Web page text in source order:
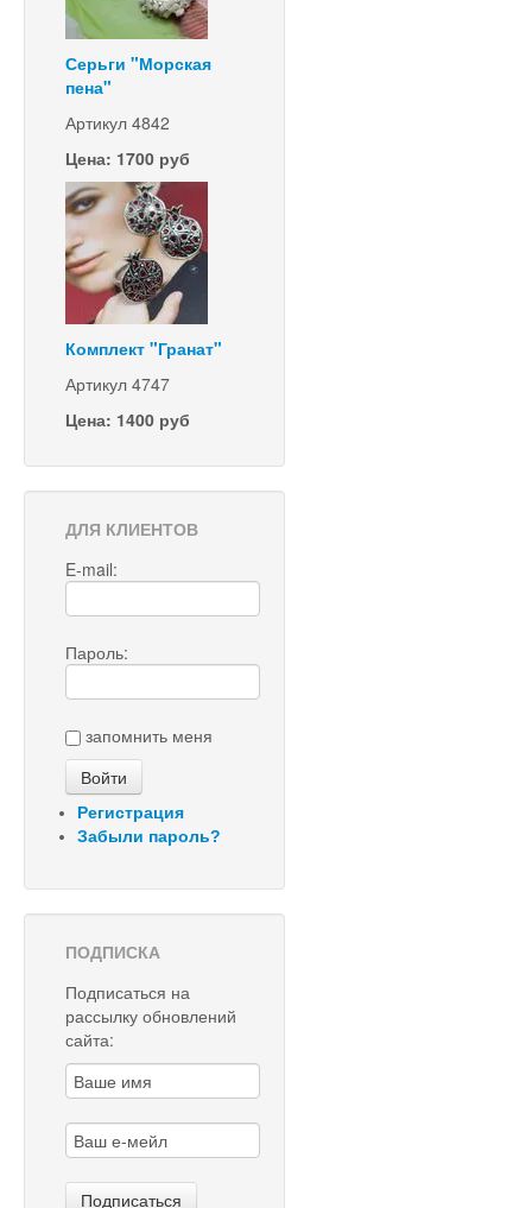
Серьги "Морская
пена"
Артикул 4842
Цена: 1700 руб
Комплект "Гранат"
Артикул 4747
Цена: 1400 руб
ДЛЯ КЛИЕНТОВ
E-mail:
Пароль:
запомнить меня
Регистрация
Забыли пароль?
ПОДПИСКА
Подписаться на
рассылку обновлений
сайта: